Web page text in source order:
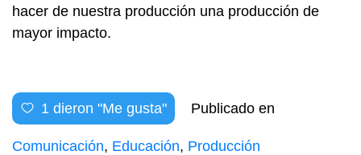
hacer de nuestra producción una producción de
mayor impacto.
1 dieron "Me gusta" Publicado en
Comunicación, Educación, Producción